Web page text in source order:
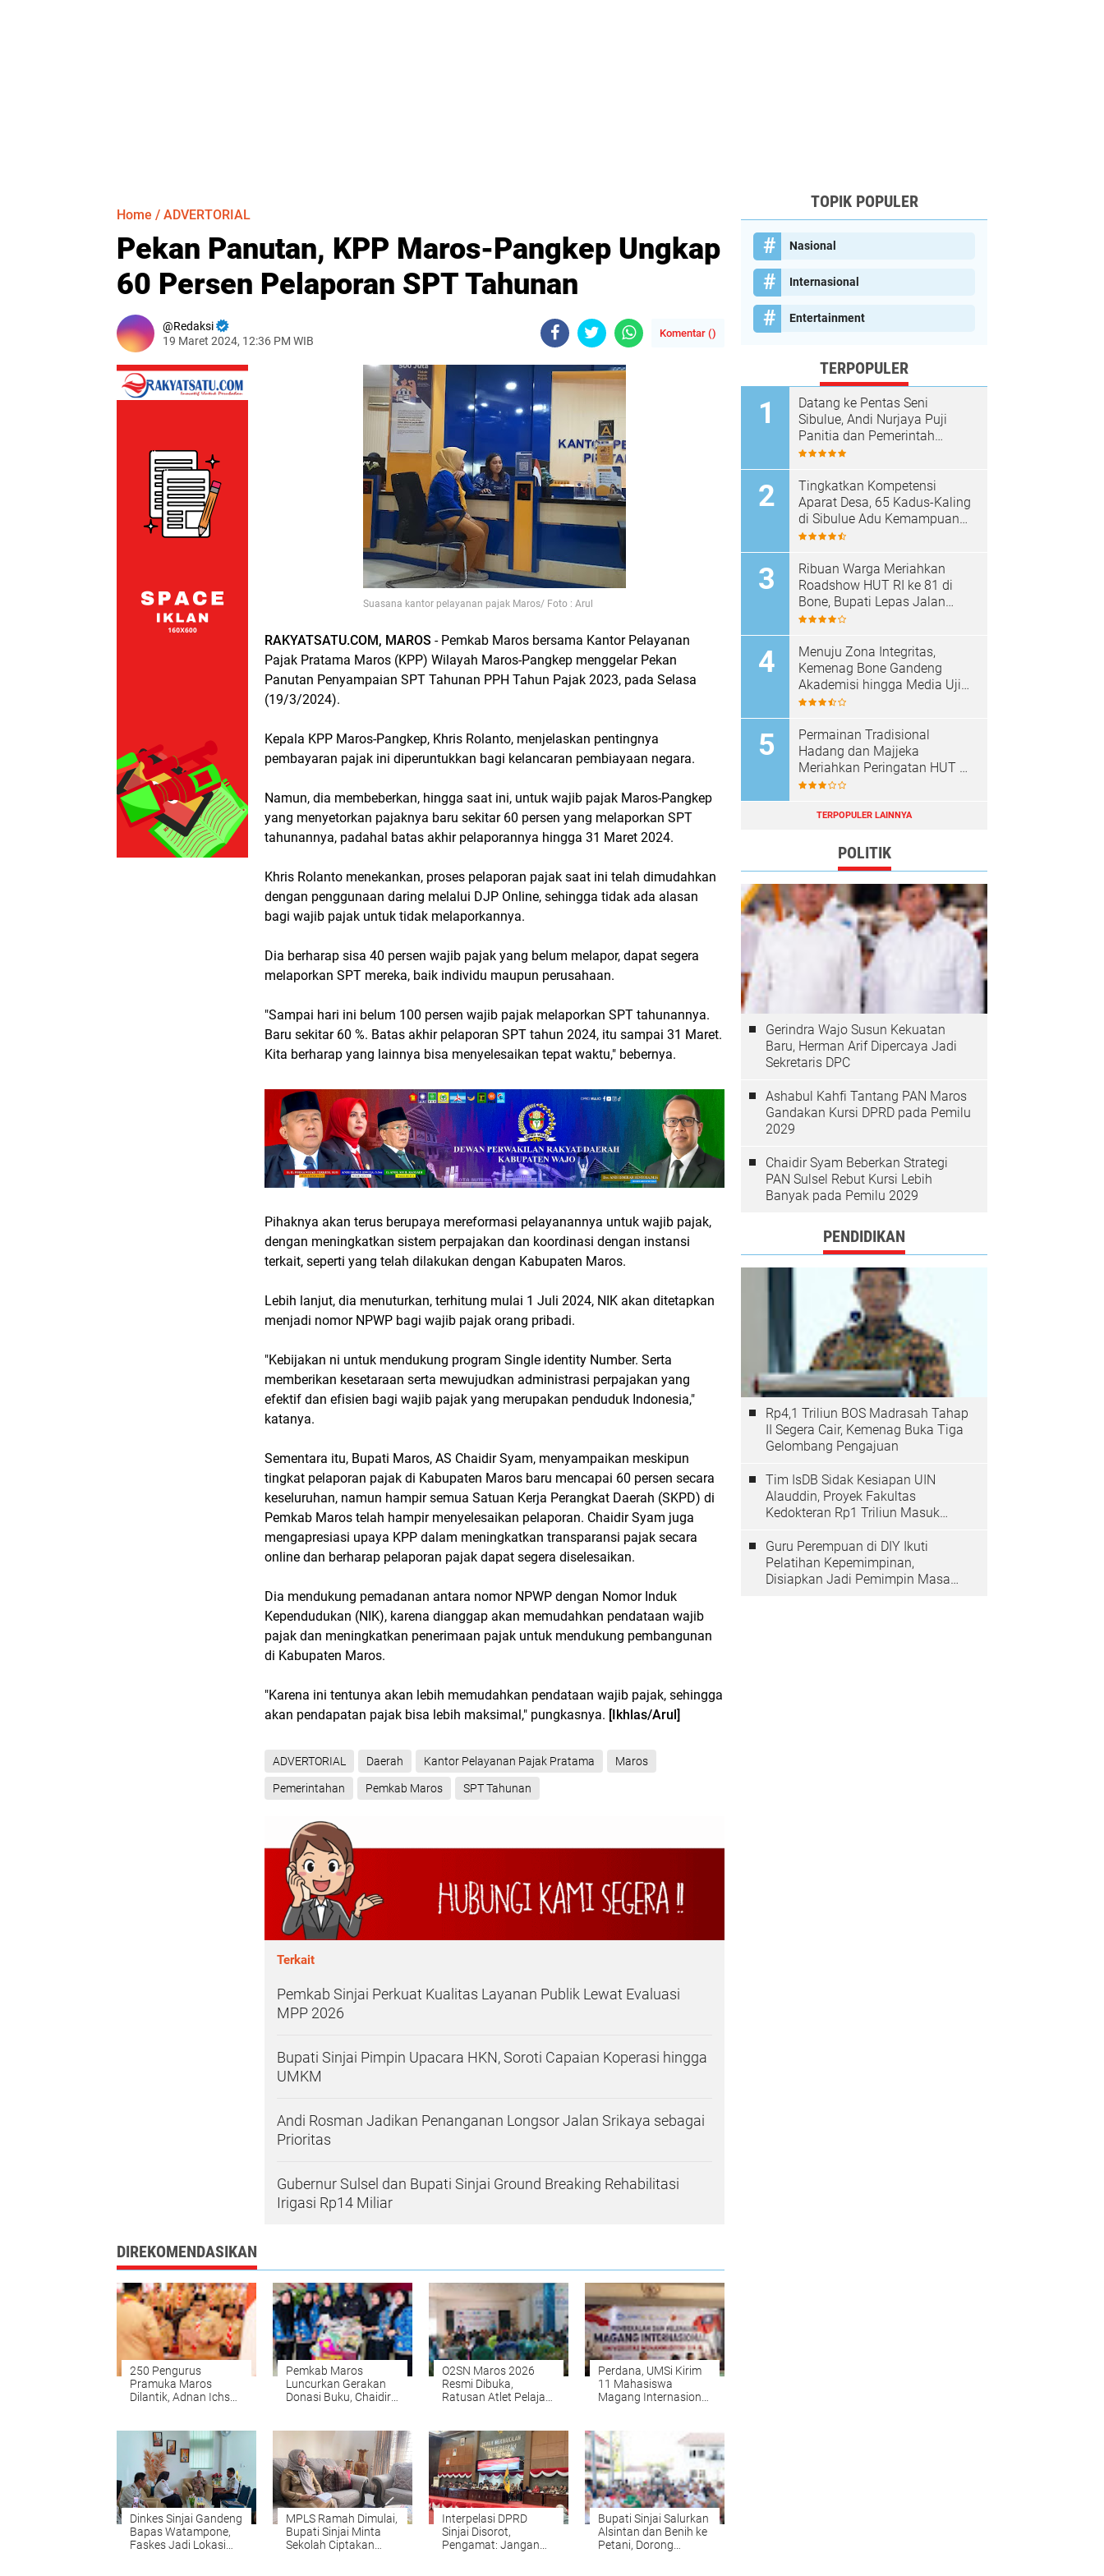
Home / ADVERTORIAL
Pekan Panutan, KPP Maros-Pangkep Ungkap
60 Persen Pelaporan SPT Tahunan
Redaksi
19 Maret 2024, 12:36 PM WIB
Komentar ()
Suasana kantor pelayanan pajak Maros/ Foto : Arul
RAKYATSATU.COM, MAROS - Pemkab Maros bersama Kantor Pelayanan
Pajak Pratama Maros (KPP) Wilayah Maros-Pangkep menggelar Pekan
Panutan Penyampaian SPT Tahunan PPH Tahun Pajak 2023, pada Selasa
(19/3/2024).
Kepala KPP Maros-Pangkep, Khris Rolanto, menjelaskan pentingnya
pembayaran pajak ini diperuntukkan bagi kelancaran pembiayaan negara.
Namun, dia membeberkan, hingga saat ini, untuk wajib pajak Maros-Pangkep
yang menyetorkan pajaknya baru sekitar 60 persen yang melaporkan SPT
tahunannya, padahal batas akhir pelaporannya hingga 31 Maret 2024.
Khris Rolanto menekankan, proses pelaporan pajak saat ini telah dimudahkan
dengan penggunaan daring melalui DJP Online, sehingga tidak ada alasan
bagi wajib pajak untuk tidak melaporkannya.
Dia berharap sisa 40 persen wajib pajak yang belum melapor, dapat segera
melaporkan SPT mereka, baik individu maupun perusahaan.
"Sampai hari ini belum 100 persen wajib pajak melaporkan SPT tahunannya.
Baru sekitar 60 %. Batas akhir pelaporan SPT tahun 2024, itu sampai 31 Maret.
Kita berharap yang lainnya bisa menyelesaikan tepat waktu," bebernya.
Pihaknya akan terus berupaya mereformasi pelayanannya untuk wajib pajak,
dengan meningkatkan sistem perpajakan dan koordinasi dengan instansi
terkait, seperti yang telah dilakukan dengan Kabupaten Maros.
Lebih lanjut, dia menuturkan, terhitung mulai 1 Juli 2024, NIK akan ditetapkan
menjadi nomor NPWP bagi wajib pajak orang pribadi.
"Kebijakan ni untuk mendukung program Single identity Number. Serta
memberikan kesetaraan serta mewujudkan administrasi perpajakan yang
efektif dan efisien bagi wajib pajak yang merupakan penduduk Indonesia,"
katanya.
Sementara itu, Bupati Maros, AS Chaidir Syam, menyampaikan meskipun
tingkat pelaporan pajak di Kabupaten Maros baru mencapai 60 persen secara
keseluruhan, namun hampir semua Satuan Kerja Perangkat Daerah (SKPD) di
Pemkab Maros telah hampir menyelesaikan pelaporan. Chaidir Syam juga
mengapresiasi upaya KPP dalam meningkatkan transparansi pajak secara
online dan berharap pelaporan pajak dapat segera diselesaikan.
Dia mendukung pemadanan antara nomor NPWP dengan Nomor Induk
Kependudukan (NIK), karena dianggap akan memudahkan pendataan wajib
pajak dan meningkatkan penerimaan pajak untuk mendukung pembangunan
di Kabupaten Maros.
"Karena ini tentunya akan lebih memudahkan pendataan wajib pajak, sehingga
akan pendapatan pajak bisa lebih maksimal," pungkasnya. [Ikhlas/Arul]
ADVERTORIAL Daerah Kantor Pelayanan Pajak Pratama Maros
Pemerintahan Pemkab Maros SPT Tahunan
Terkait
Pemkab Sinjai Perkuat Kualitas Layanan Publik Lewat Evaluasi
MPP 2026
Bupati Sinjai Pimpin Upacara HKN, Soroti Capaian Koperasi hingga
UMKM
Andi Rosman Jadikan Penanganan Longsor Jalan Srikaya sebagai
Prioritas
Gubernur Sulsel dan Bupati Sinjai Ground Breaking Rehabilitasi
Irigasi Rp14 Miliar
DIREKOMENDASIKAN
250 Pengurus
Pramuka Maros
Dilantik, Adnan Ichsan
Pemkab Maros
Luncurkan Gerakan
Donasi Buku, Chaidir
O2SN Maros 2026
Resmi Dibuka,
Ratusan Atlet Pelajar
Perdana, UMSi Kirim
11 Mahasiswa
Magang Internasional
Dinkes Sinjai Gandeng
Bapas Watampone,
Faskes Jadi Lokasi
MPLS Ramah Dimulai,
Bupati Sinjai Minta
Sekolah Ciptakan
Interpelasi DPRD
Sinjai Disorot,
Pengamat: Jangan
Bupati Sinjai Salurkan
Alsintan dan Benih ke
Petani, Dorong
TOPIK POPULER
Nasional
Internasional
Entertainment
TERPOPULER
Datang ke Pentas Seni
Sibulue, Andi Nurjaya Puji
Panitia dan Pemerintah
Kecamatan
Tingkatkan Kompetensi
Aparat Desa, 65 Kadus-Kaling
di Sibulue Adu Kemampuan
Berpidato
Ribuan Warga Meriahkan
Roadshow HUT RI ke 81 di
Bone, Bupati Lepas Jalan
Santai
Menuju Zona Integritas,
Kemenag Bone Gandeng
Akademisi hingga Media Uji
Standar Pelayanan
Permainan Tradisional
Hadang dan Majjeka
Meriahkan Peringatan HUT RI
di Sibulue
TERPOPULER LAINNYA
POLITIK
Gerindra Wajo Susun Kekuatan
Baru, Herman Arif Dipercaya Jadi
Sekretaris DPC
Ashabul Kahfi Tantang PAN Maros
Gandakan Kursi DPRD pada Pemilu
2029
Chaidir Syam Beberkan Strategi
PAN Sulsel Rebut Kursi Lebih
Banyak pada Pemilu 2029
PENDIDIKAN
Rp4,1 Triliun BOS Madrasah Tahap
II Segera Cair, Kemenag Buka Tiga
Gelombang Pengajuan
Tim IsDB Sidak Kesiapan UIN
Alauddin, Proyek Fakultas
Kedokteran Rp1 Triliun Masuk
Guru Perempuan di DIY Ikuti
Pelatihan Kepemimpinan,
Disiapkan Jadi Pemimpin Masa